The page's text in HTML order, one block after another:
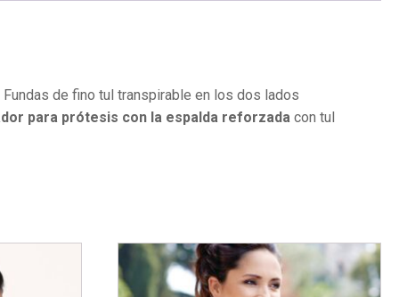
de fino tul transpirable en los dos lados
para prótesis con la espalda reforzada con tul
Este
producto